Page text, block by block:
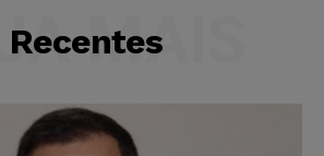
Recentes
MAIS